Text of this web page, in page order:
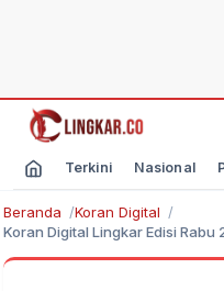
Terkini Nasional
Beranda
Koran Digital
Koran Digital Lingkar Edisi Rabu